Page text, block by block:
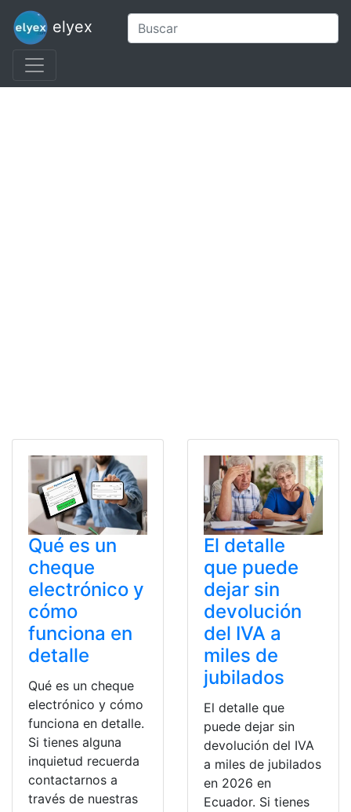
elyex
Qué es un
cheque
electrónico y
cómo
funciona en
detalle
Qué es un cheque
electrónico y cómo
funciona en detalle.
Si tienes alguna
inquietud recuerda
contactarnos a
través de nuestras
El detalle
que puede
dejar sin
devolución
del IVA a
miles de
jubilados
El detalle que
puede dejar sin
devolución del IVA
a miles de jubilados
en 2026 en
Ecuador. Si tienes